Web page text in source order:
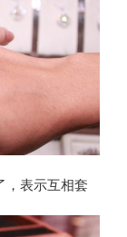
，表示互相套